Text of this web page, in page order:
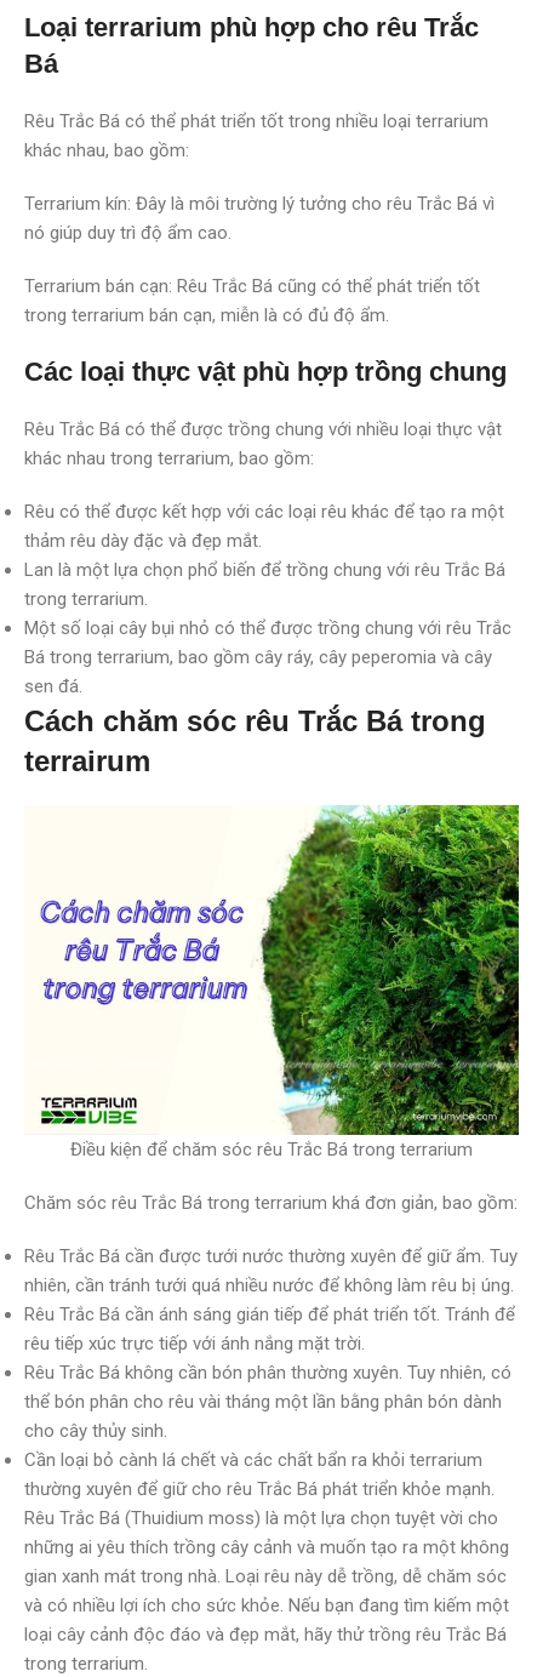
Loại terrarium phù hợp cho rêu Trắc
Bá
Rêu Trắc Bá có thể phát triển tốt trong nhiều loại terrarium
khác nhau, bao gồm:
Terrarium kín: Đây là môi trường lý tưởng cho rêu Trắc Bá vì
nó giúp duy trì độ ẩm cao.
Terrarium bán cạn: Rêu Trắc Bá cũng có thể phát triển tốt
trong terrarium bán cạn, miễn là có đủ độ ẩm.
Các loại thực vật phù hợp trồng chung
Rêu Trắc Bá có thể được trồng chung với nhiều loại thực vật
khác nhau trong terrarium, bao gồm:
Rêu có thể được kết hợp với các loại rêu khác để tạo ra một
thảm rêu dày đặc và đẹp mắt.
Lan là một lựa chọn phổ biến để trồng chung với rêu Trắc Bá
trong terrarium.
Một số loại cây bụi nhỏ có thể được trồng chung với rêu Trắc
Bá trong terrarium, bao gồm cây ráy, cây peperomia và cây
sen đá.
Cách chăm sóc rêu Trắc Bá trong
terrairum
Điều kiện để chăm sóc rêu Trắc Bá trong terrarium
Chăm sóc rêu Trắc Bá trong terrarium khá đơn giản, bao gồm:
Rêu Trắc Bá cần được tưới nước thường xuyên để giữ ẩm. Tuy
nhiên, cần tránh tưới quá nhiều nước để không làm rêu bị úng.
Rêu Trắc Bá cần ánh sáng gián tiếp để phát triển tốt. Tránh để
rêu tiếp xúc trực tiếp với ánh nắng mặt trời.
Rêu Trắc Bá không cần bón phân thường xuyên. Tuy nhiên, có
thể bón phân cho rêu vài tháng một lần bằng phân bón dành
cho cây thủy sinh.
Cần loại bỏ cành lá chết và các chất bẩn ra khỏi terrarium
thường xuyên để giữ cho rêu Trắc Bá phát triển khỏe mạnh.
Rêu Trắc Bá (Thuidium moss) là một lựa chọn tuyệt vời cho
những ai yêu thích trồng cây cảnh và muốn tạo ra một không
gian xanh mát trong nhà. Loại rêu này dễ trồng, dễ chăm sóc
và có nhiều lợi ích cho sức khỏe. Nếu bạn đang tìm kiếm một
loại cây cảnh độc đáo và đẹp mắt, hãy thử trồng rêu Trắc Bá
trong terrarium.